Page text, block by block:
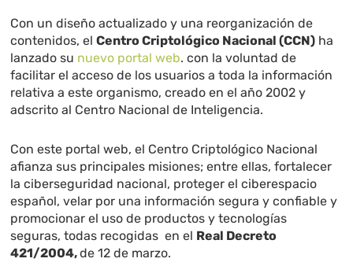
Con un diseño actualizado y una reorganización de
contenidos, elCentro Criptológico Nacional (CCN) ha
lanzado su nuevo portal web. con la voluntad de
facilitar el acceso de los usuarios a toda la información
relativa a este organismo, creado en el año 2002 y
adscrito al Centro Nacional de Inteligencia.
Con este portal web, el Centro Criptológico Nacional
afianza sus principales misiones; entre ellas, fortalecer
la ciberseguridad nacional, proteger el ciberespacio
español, velar por una información segura y confiable y
promocionar el uso de productos y tecnologías
seguras, todas recogidas en el Real Decreto
421/2004,de 12 de marzo.